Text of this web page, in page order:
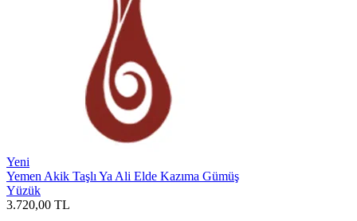
Yeni
Yemen Akik Taşlı Ya Ali Elde Kazıma Gümüş
Yüzük
3.720,00 TL